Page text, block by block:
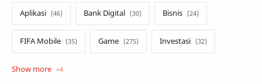
Aplikasi Bank Digital Bisnis
FIFA Mobile Game Investasi
Opini